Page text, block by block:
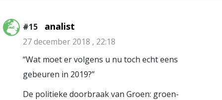
#15 analist
27 december 2018 , 22:18
“Wat moet er volgens u nu toch echt eens
gebeuren in 2019?”
De politieke doorbraak van Groen: groen-